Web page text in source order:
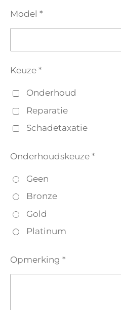
Model *
Keuze *
Onderhoud
Reparatie
Schadetaxatie
Onderhoudskeuze *
Geen
Bronze
Gold
Platinum
Opmerking *